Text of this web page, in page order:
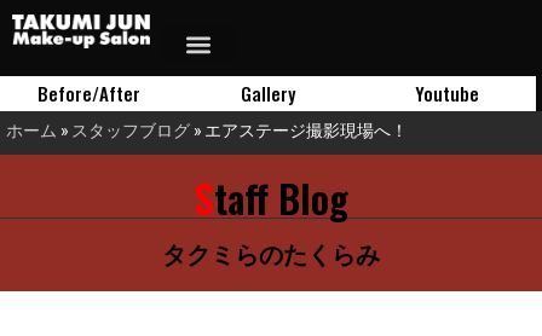
Before/After Gallery Youtube
ホーム » スタッフブログ » エアステージ撮影現場へ！
Staff Blog
タクミらのたくらみ